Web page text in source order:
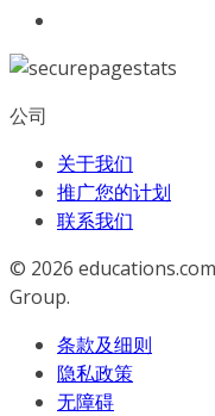
公司
关于我们
推广您的计划
联系我们
© 2026
Group.
条款及细则
隐私政策
无障碍